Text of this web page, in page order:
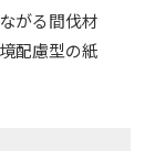
がる間伐材
配慮型の紙